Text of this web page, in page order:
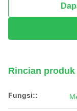
Rincian produk
Fungsi::